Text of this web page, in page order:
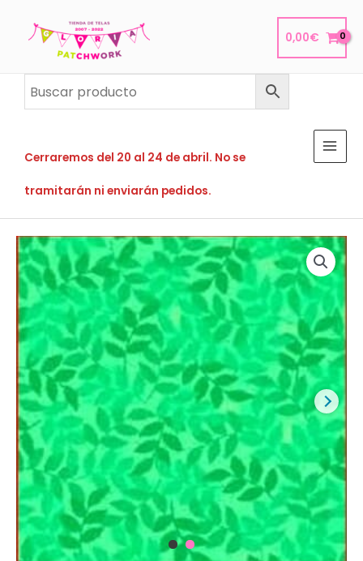
0,00€
Cerraremos del 20 al 24 de abril. No se
tramitarán ni enviarán pedidos.